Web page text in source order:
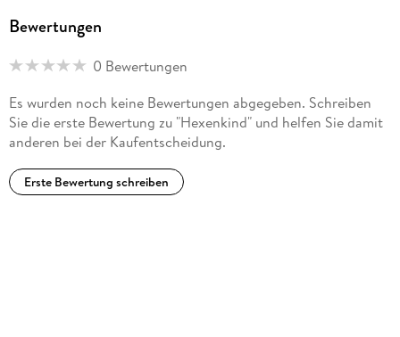
Bewertungen
0 Bewertungen
Es wurden noch keine Bewertungen abgegeben. Schreiben
Sie die erste Bewertung zu "Hexenkind" und helfen Sie damit
anderen bei der Kaufentscheidung.
Erste Bewertung schreiben